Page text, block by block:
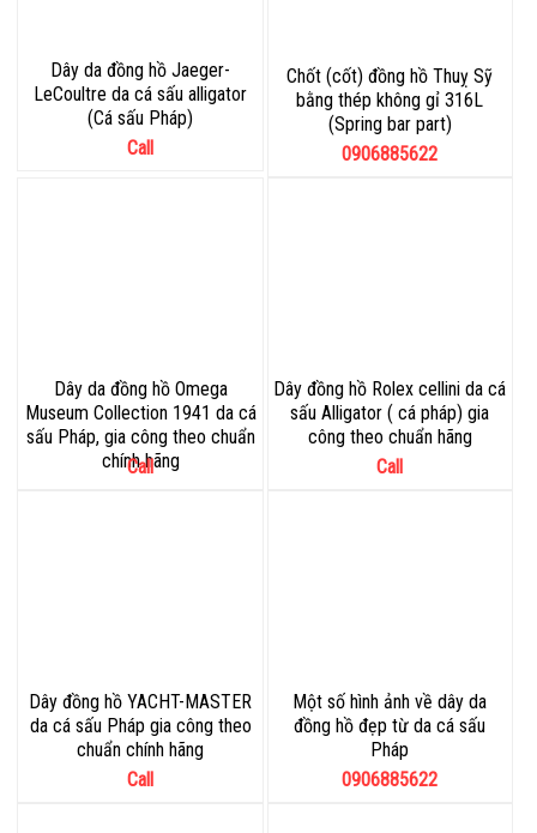
Dây da đồng hồ Jaeger-
LeCoultre da cá sấu alligator
(Cá sấu Pháp)
Call
Chốt (cốt) đồng hồ Thuỵ Sỹ
bằng thép không gỉ 316L
(Spring bar part)
0906885622
Dây da đồng hồ Omega
Museum Collection 1941 da cá
sấu Pháp, gia công theo chuẩn
chính hãng
Call
Dây đồng hồ Rolex cellini da cá
sấu Alligator ( cá pháp) gia
công theo chuẩn hãng
Call
Dây đồng hồ YACHT-MASTER
da cá sấu Pháp gia công theo
chuẩn chính hãng
Call
Một số hình ảnh về dây da
đồng hồ đẹp từ da cá sấu
Pháp
0906885622